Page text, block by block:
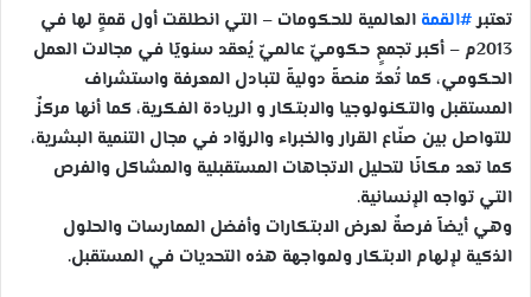
تعتبر#القمة العالمية للحكومات – التي انطلقت أول قمةٍ لها في
2013م – أكبر تجمعٍ حكوميّ عالميّ يُعقد سنويًا في مجالات العمل
الحكومي، كما تُعدّ منصةً دوليةً لتبادل المعرفة واستشراف
المستقبل والتكنولوجيا والابتكار و الريادة الفكرية، كما أنها مركزٌ
للتواصل بين صنّاع القرار والخبراء والروّاد في مجال التنمية البشرية،
كما تعد مكانًا لتحليل الاتجاهات المستقبلية والمشاكل والفرص
التي تواجه الإنسانية.
وهي أيضاً فرصةٌ لعرض الابتكارات وأفضل الممارسات والحلول
الذكية لإلهام الابتكار ولمواجهة هذه التحديات في المستقبل.